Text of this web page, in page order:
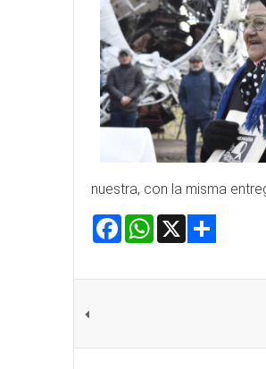
nuestra, con la misma
Facebook
WhatsApp